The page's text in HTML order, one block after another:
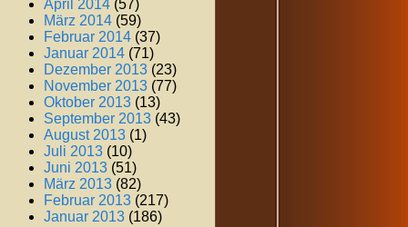
April 2014 (57)
März 2014 (59)
Februar 2014 (37)
Januar 2014 (71)
Dezember 2013 (23)
November 2013 (77)
Oktober 2013 (13)
September 2013 (43)
August 2013 (1)
Juli 2013 (10)
Juni 2013 (51)
März 2013 (82)
Februar 2013 (217)
Januar 2013 (186)